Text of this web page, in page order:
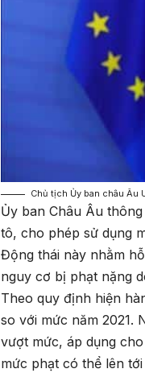
Chủ tịch Ủy ban châu Âu
Ủy ban Châu Âu
tô, cho phép sử dụng
Động thái này nhằm
nguy cơ bị phạt nặng
Theo quy định hiện
so với mức năm 2021.
vượt mức, áp dụng
mức phạt có thể lên